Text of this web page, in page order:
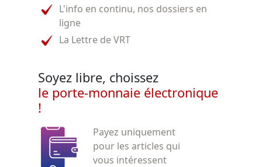
L'info en continu, nos dossiers en
ligne
La Lettre de VRT
Soyez libre, choissez
le porte-monnaie électronique
!
Payez uniquement
pour les articles qui
vous intéressent